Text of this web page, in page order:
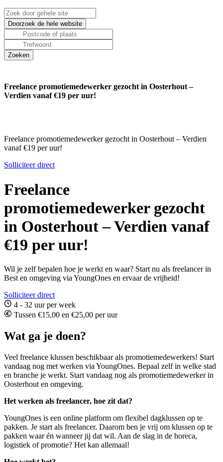
Freelance promotiemedewerker gezocht in Oosterhout –
Verdien vanaf €19 per uur!
Freelance promotiemedewerker gezocht in Oosterhout – Verdien
vanaf €19 per uur!
Solliciteer direct
Freelance
promotiemedewerker gezocht
in Oosterhout – Verdien vanaf
€19 per uur!
Wil je zelf bepalen hoe je werkt en waar? Start nu als freelancer in
Best en omgeving via YoungOnes en ervaar de vrijheid!
Solliciteer direct
4 - 32 uur per week
Tussen €15,00 en €25,00 per uur
Wat ga je doen?
Veel freelance klussen beschikbaar als promotiemedewerkers! Start
vandaag nog met werken via YoungOnes. Bepaal zelf in welke stad
en branche je werkt. Start vandaag nog als promotiemedewerker in
Oosterhout en omgeving.
Het werken als freelancer, hoe zit dat?
YoungOnes is een online platform om flexibel dagklussen op te
pakken. Je start als freelancer. Daarom ben je vrij om klussen op te
pakken waar én wanneer jij dat wil. Aan de slag in de horeca,
logistiek of promotie? Het kan allemaal!